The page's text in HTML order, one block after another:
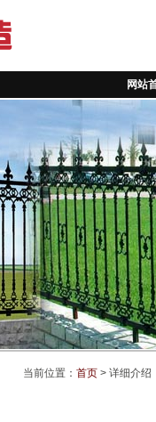
网站
当前位置： 首页 > 详细介绍